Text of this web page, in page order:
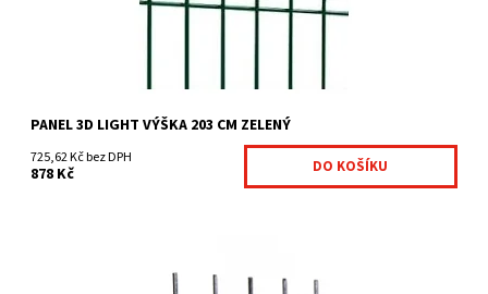
PANEL 3D LIGHT VÝŠKA 203 CM ZELENÝ
725,62 Kč bez DPH
878 Kč
svařované pozinkované dílce ekonomická varianta oplocení